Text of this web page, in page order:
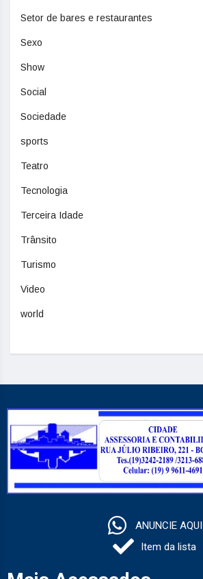
Setor de bares e restaurantes
Sexo
Show
Social
Sociedade
sports
Teatro
Tecnologia
Terceira Idade
Trânsito
Turismo
Video
world
ANUNCIE AQUI
Item da lista